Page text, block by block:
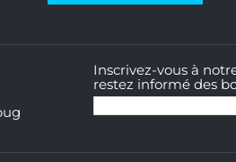
Inscrivez-vous à
restez informé des